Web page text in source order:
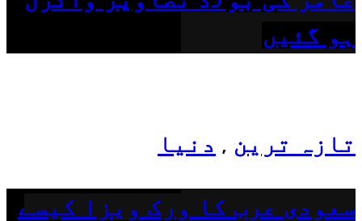
ہو گئیں
تازہ ترین , دنیا
سعودی عرب کا ورک ویزا کیسے